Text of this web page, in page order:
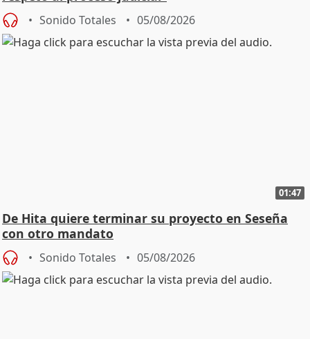
Sonido Totales 05/08/2026
01:47
De Hita quiere terminar su proyecto en Seseña
con otro mandato
Sonido Totales 05/08/2026